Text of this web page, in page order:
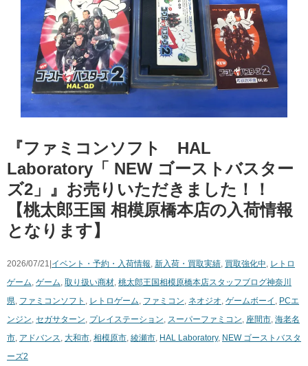
『ファミコンソフト HAL ​
Laboratory「 ​NEW ​ゴーストバスター
ズ2」』お売りいただきました！！
【桃太郎王国 相模原橋本店の入荷情報
となります】
2026/07/21|イベント・予約・入荷情報 新入荷・買取実績 買取強化中 レトロ
ゲーム ゲーム 取り扱い商材 桃太郎王国相模原橋本店スタッフブログ神奈川
県 ファミコンソフト レトロゲーム ファミコン ネオジオ ゲームボーイ
PCエ
ンジン セガサターン プレイステーション スーパーファミコン 座間市 海老名
市 アドバンス 大和市 相模原市 綾瀬市 HAL ​Laboratory, NEW ​ゴーストバスタ
ーズ2